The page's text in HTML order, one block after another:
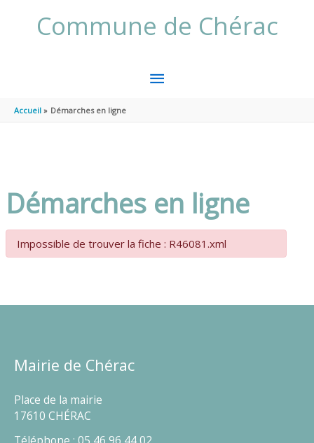
Commune de Chérac
MENU
Accueil Démarches en ligne
Démarches en ligne
Impossible de trouver la fiche : R46081.xml
Mairie de Chérac
Place de la mairie
17610 CHÉRAC